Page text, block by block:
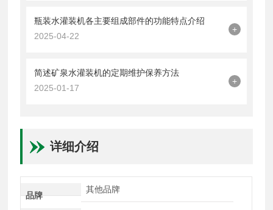
瓶装水灌装机各主要组成部件的功能特点介绍
2025-04-22
+
简述矿泉水灌装机的定期维护保养方法
2025-01-17
+
详细介绍
品牌
其他品牌